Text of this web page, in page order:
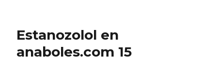
Estanozolol en
anaboles.com 15